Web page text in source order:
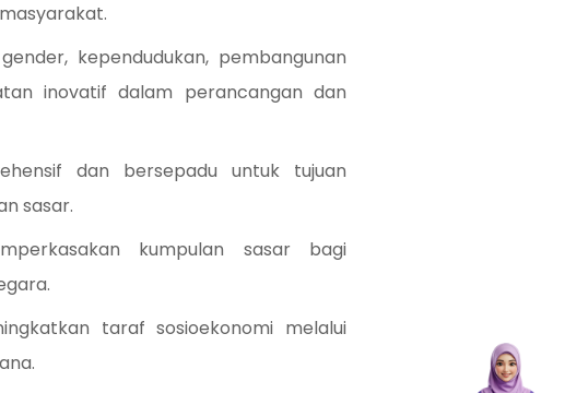
kependudukan, pembangunan
inovatif dalam perancangan dan
dan bersepadu untuk tujuan
sasar.
kumpulan sasar bagi
taraf sosioekonomi melalui